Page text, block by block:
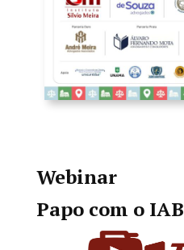
Webinar
Papo com o IAB